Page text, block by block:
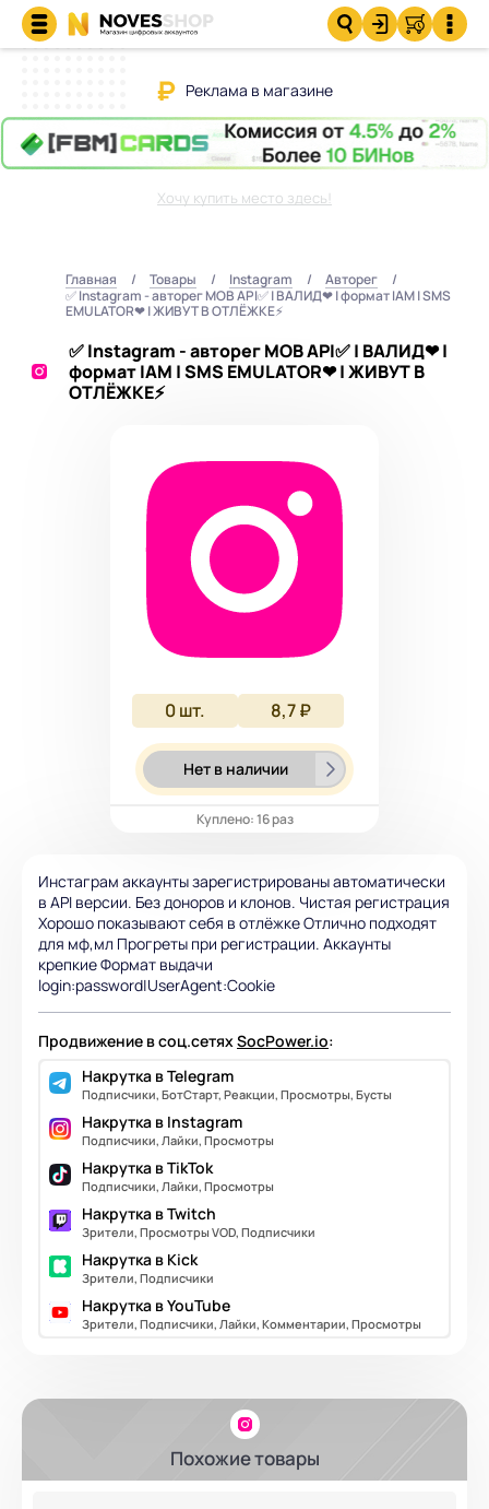
Реклама в магазине
Хочу купить место здесь!
Главная Товары Instagram
Авторег
✅ Instagram - авторег MOB API✅ | ВАЛИД❤ | формат IAM | SMS
EMULATOR❤ | ЖИВУТ В ОТЛЁЖКЕ⚡️
✅ Instagram - авторег MOB API✅ | ВАЛИД❤ |
формат IAM | SMS EMULATOR❤ | ЖИВУТ В
ОТЛЁЖКЕ⚡️
0шт. 8,7 ₽
Нет в наличии
Куплено: 16 раз
Инстаграм аккаунты зарегистрированы автоматически
в API версии. Без доноров и клонов. Чистая регистрация
Хорошо показывают себя в отлёжке Отлично подходят
для мф,мл Прогреты при регистрации. Аккаунты
крепкие Формат выдачи
login:password|UserAgent:Cookie
Продвижение в соц.сетяхSocPower.io:
Накрутка в Telegram
Подписчики, БотСтарт, Реакции, Просмотры, Бусты
Накрутка в Instagram
Подписчики, Лайки, Просмотры
Накрутка в TikTok
Подписчики, Лайки, Просмотры
Накрутка в Twitch
Зрители, Просмотры VOD, Подписчики
Накрутка в Kick
Зрители, Подписчики
Накрутка в YouTube
Зрители, Подписчики, Лайки, Комментарии, Просмотры
Похожие товары